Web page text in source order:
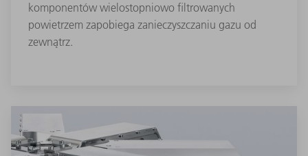
komponentów wielostopniowo filtrowanych
powietrzem zapobiega zanieczyszczaniu gazu od
zewnątrz.